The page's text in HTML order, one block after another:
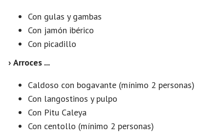
Con gulas y gambas
Con jamón ibérico
Con picadillo
› Arroces ...
Caldoso con bogavante (mínimo 2 personas)
Con langostinos y pulpo
Con Pitu Caleya
Con centollo (mínimo 2 personas)